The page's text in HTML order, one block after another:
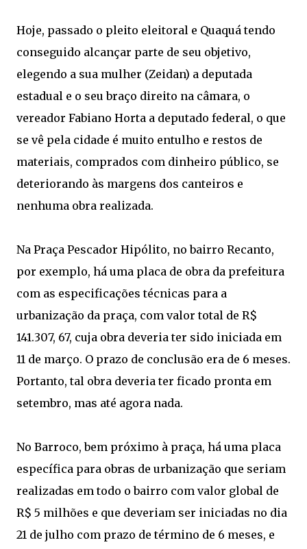
Hoje, passado o pleito eleitoral e Quaquá tendo
conseguido alcançar parte de seu objetivo,
elegendo a sua mulher (Zeidan) a deputada
estadual e o seu braço direito na câmara, o
vereador Fabiano Horta a deputado federal, o que
se vê pela cidade é muito entulho e restos de
materiais, comprados com dinheiro público, se
deteriorando às margens dos canteiros e
nenhuma obra realizada.
Na Praça Pescador Hipólito, no bairro Recanto,
por exemplo, há uma placa de obra da prefeitura
com as especificações técnicas para a
urbanização da praça, com valor total de R$
141.307, 67, cuja obra deveria ter sido iniciada em
11 de março. O prazo de conclusão era de 6 meses.
Portanto, tal obra deveria ter ficado pronta em
setembro, mas até agora nada.
No Barroco, bem próximo à praça, há uma placa
específica para obras de urbanização que seriam
realizadas em todo o bairro com valor global de
R$ 5 milhões e que deveriam ser iniciadas no dia
21 de julho com prazo de término de 6 meses, e